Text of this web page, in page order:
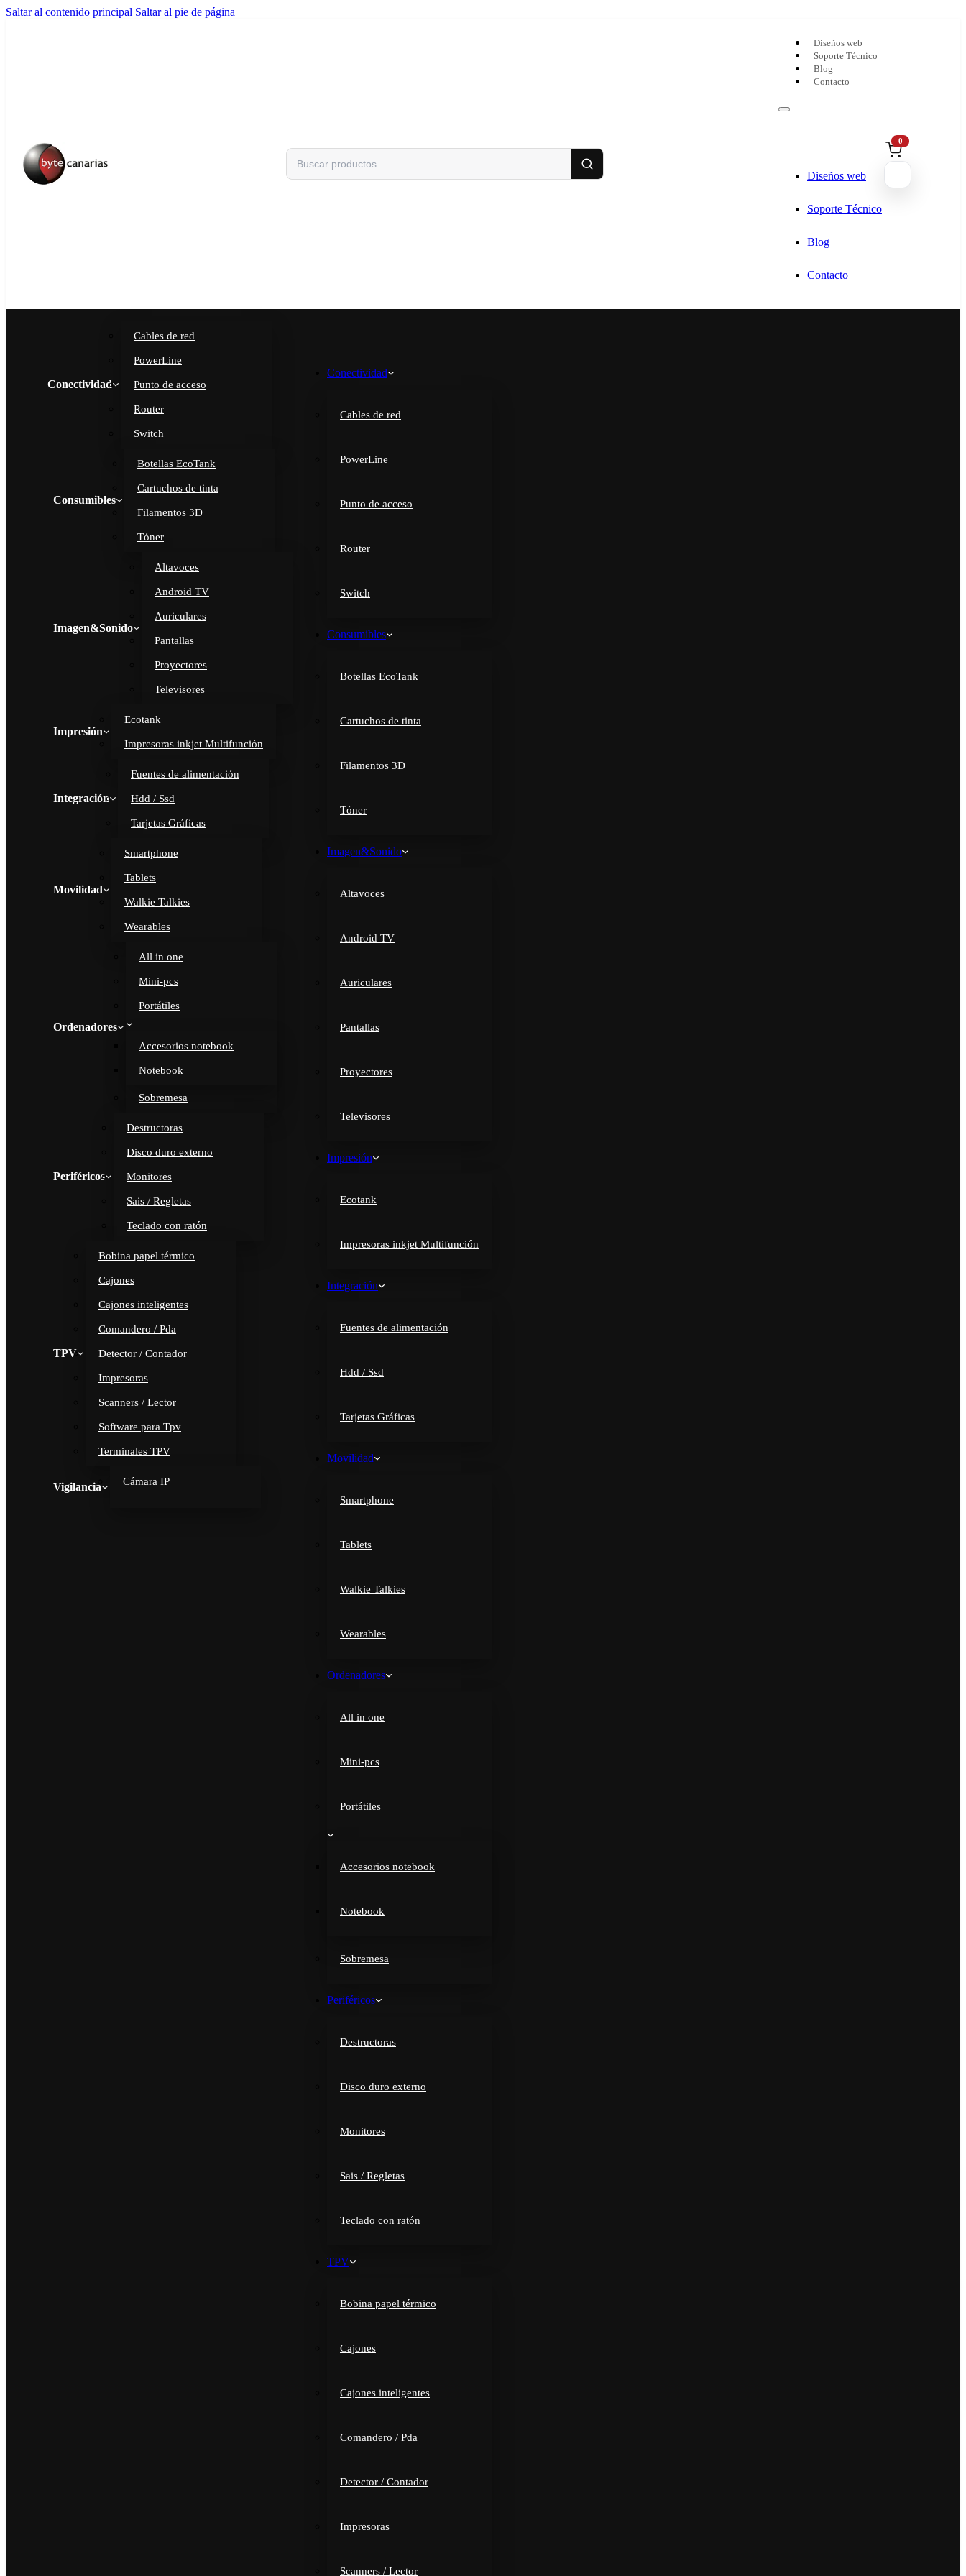
Saltar al contenido principal Saltar al pie de página
Buscar
Diseños web
Soporte Técnico
Blog
Contacto
Diseños web
Soporte Técnico
Blog
Contacto
0
Conectividad
Cables de red
PowerLine
Punto de acceso
Router
Switch
Consumibles
Botellas EcoTank
Cartuchos de tinta
Filamentos 3D
Tóner
Imagen&Sonido
Altavoces
Android TV
Auriculares
Pantallas
Proyectores
Televisores
Impresión
Ecotank
Impresoras inkjet Multifunción
Integración
Fuentes de alimentación
Hdd / Ssd
Tarjetas Gráficas
Movilidad
Smartphone
Tablets
Walkie Talkies
Wearables
Ordenadores
All in one
Mini-pcs
Portátiles
Accesorios notebook
Notebook
Sobremesa
Periféricos
Destructoras
Disco duro externo
Monitores
Sais / Regletas
Teclado con ratón
TPV
Bobina papel térmico
Cajones
Cajones inteligentes
Comandero / Pda
Detector / Contador
Impresoras
Scanners / Lector
Software para Tpv
Terminales TPV
Vigilancia Cámara IP
Conectividad
Cables de red
PowerLine
Punto de acceso
Router
Switch
Consumibles
Botellas EcoTank
Cartuchos de tinta
Filamentos 3D
Tóner
Imagen&Sonido
Altavoces
Android TV
Auriculares
Pantallas
Proyectores
Televisores
Impresión
Ecotank
Impresoras inkjet Multifunción
Integración
Fuentes de alimentación
Hdd / Ssd
Tarjetas Gráficas
Movilidad
Smartphone
Tablets
Walkie Talkies
Wearables
Ordenadores
All in one
Mini-pcs
Portátiles
Accesorios notebook
Notebook
Sobremesa
Periféricos
Destructoras
Disco duro externo
Monitores
Sais / Regletas
Teclado con ratón
TPV
Bobina papel térmico
Cajones
Cajones inteligentes
Comandero / Pda
Detector / Contador
Impresoras
Scanners / Lector